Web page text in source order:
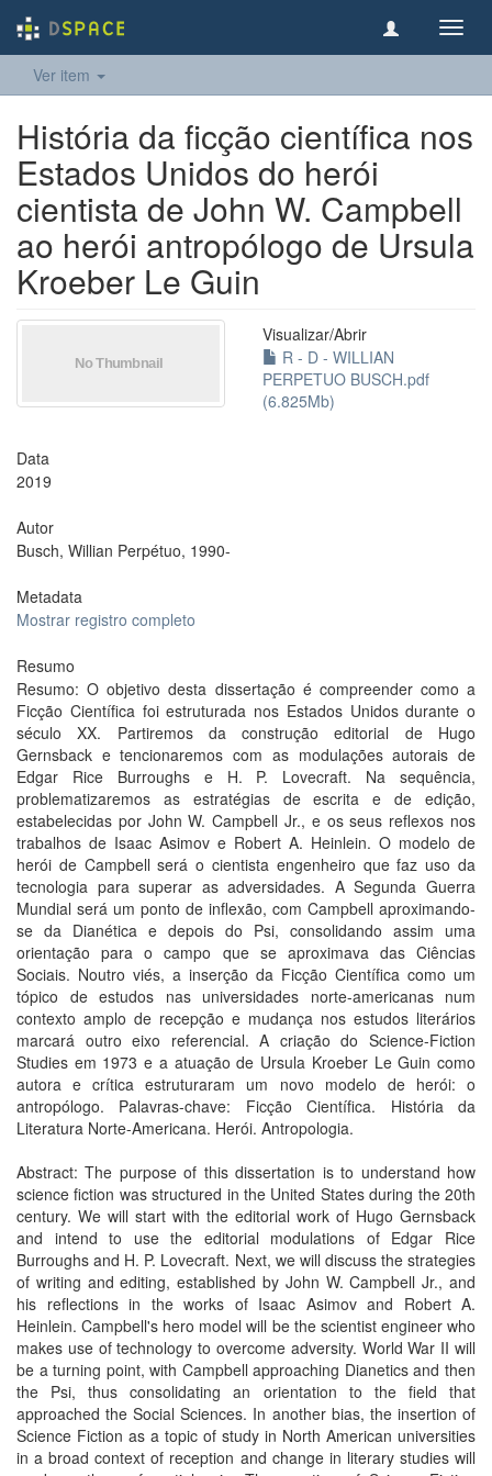
Ver item
História da ficção científica nos
Estados Unidos do herói
cientista de John W. Campbell
ao herói antropólogo de Ursula
Kroeber Le Guin
Visualizar/Abrir
R - D - WILLIAN
PERPETUO BUSCH.pdf
(6.825Mb)
Data
2019
Autor
Busch, Willian Perpétuo, 1990-
Metadata
Mostrar registro completo
Resumo
Resumo: O objetivo desta dissertação é compreender como a
Ficção Científica foi estruturada nos Estados Unidos durante o
século XX. Partiremos da construção editorial de Hugo
Gernsback e tencionaremos com as modulações autorais de
Edgar Rice Burroughs e H. P. Lovecraft. Na sequência,
problematizaremos as estratégias de escrita e de edição,
estabelecidas por John W. Campbell Jr., e os seus reflexos nos
trabalhos de Isaac Asimov e Robert A. Heinlein. O modelo de
herói de Campbell será o cientista engenheiro que faz uso da
tecnologia para superar as adversidades. A Segunda Guerra
Mundial será um ponto de inflexão, com Campbell aproximando-
se da Dianética e depois do Psi, consolidando assim uma
orientação para o campo que se aproximava das Ciências
Sociais. Noutro viés, a inserção da Ficção Científica como um
tópico de estudos nas universidades norte-americanas num
contexto amplo de recepção e mudança nos estudos literários
marcará outro eixo referencial. A criação do Science-Fiction
Studies em 1973 e a atuação de Ursula Kroeber Le Guin como
autora e crítica estruturaram um novo modelo de herói: o
antropólogo. Palavras-chave: Ficção Científica. História da
Literatura Norte-Americana. Herói. Antropologia.
Abstract: The purpose of this dissertation is to understand how
science fiction was structured in the United States during the 20th
century. We will start with the editorial work of Hugo Gernsback
and intend to use the editorial modulations of Edgar Rice
Burroughs and H. P. Lovecraft. Next, we will discuss the strategies
of writing and editing, established by John W. Campbell Jr., and
his reflections in the works of Isaac Asimov and Robert A.
Heinlein. Campbell's hero model will be the scientist engineer who
makes use of technology to overcome adversity. World War II will
be a turning point, with Campbell approaching Dianetics and then
the Psi, thus consolidating an orientation to the field that
approached the Social Sciences. In another bias, the insertion of
Science Fiction as a topic of study in North American universities
in a broad context of reception and change in literary studies will